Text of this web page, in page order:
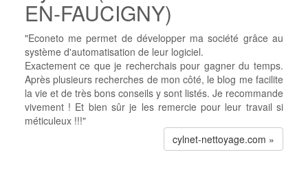
EN-FAUCIGNY)
"Econeto me permet de développer ma société grâce au
système d'automatisation de leur logiciel.
Exactement ce que je recherchais pour gagner du temps.
Après plusieurs recherches de mon côté, le blog me facilite
la vie et de très bons conseils y sont listés. Je recommande
vivement ! Et bien sûr je les remercie pour leur travail si
méticuleux !!!"
cylnet-nettoyage.com »